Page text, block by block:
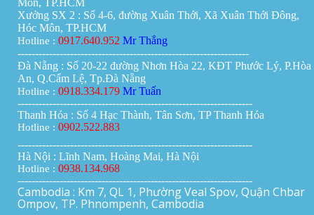
Môn, TP.HCM
Xưởng SX 2 : Số 4-6, đường Xuân Thới, Xã Xuân Thới Đông,
Hóc Môn, TP.HCM
Hotline : 0917.640.952 Mr Thắng
------------------------------------------------------------------
Đà Nẵng : Số 20-22 đường Nhơn Hòa 22, KĐT Phước Lý, P.Hòa
An, Q.Cẩm Lệ, Tp.Đà Nẵng
Hotline : 0918.334.179 Mr Tuấn
-------------------------------------------------------------------
Thanh Hóa : Số 4 Hạc Thành, Tân Sơn, TP Thanh Hóa
Hotline : 0902.522.883
-------------------------------------------------------------------
Hà Nội : Lĩnh Nam, Hoàng Mai, Hà Nội
Hotline : 0938.134.968
-------------------------------------------------------------------
Cambodia : Km 7, QL 1, Phường Veal Spov, Quận Chbar
Ompov, TP. Phnompenh, Cambodia